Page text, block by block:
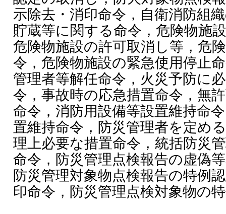
示除去・消印命令，自衛消防組
貯蔵等に関する命令，危険物施
危険物施設の許可取消し等，危
令，危険物施設の緊急使用停止
管理者等解任命令，火災予防に
令，事故時の応急措置命令，無
命令，消防用設備等設置維持命
置維持命令，防災管理者を定め
理上必要な措置命令，統括防災
命令，防災管理点検報告の虚偽
防災管理対象物点検報告の特例
印命令，防災管理点検対象物の